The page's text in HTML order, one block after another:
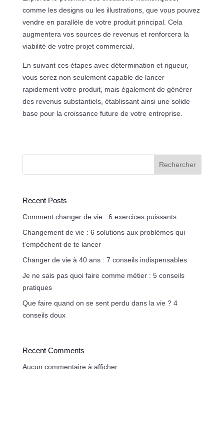
comme les designs ou les illustrations, que vous pouvez
vendre en parallèle de votre produit principal. Cela
augmentera vos sources de revenus et renforcera la
viabilité de votre projet commercial.
En suivant ces étapes avec détermination et rigueur,
vous serez non seulement capable de lancer
rapidement votre produit, mais également de générer
des revenus substantiels, établissant ainsi une solide
base pour la croissance future de votre entreprise.
Rechercher
Recent Posts
Comment changer de vie : 6 exercices puissants
Changement de vie : 6 solutions aux problèmes qui
t’empêchent de te lancer
Changer de vie à 40 ans : 7 conseils indispensables
Je ne sais pas quoi faire comme métier : 5 conseils
pratiques
Que faire quand on se sent perdu dans la vie ? 4
conseils doux
Recent Comments
Aucun commentaire à afficher.